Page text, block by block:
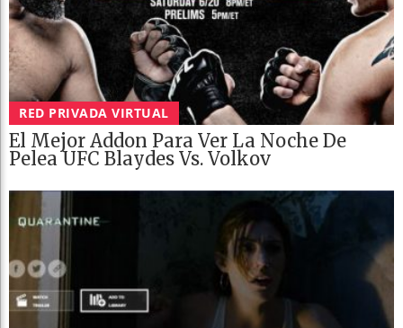
RED PRIVADA VIRTUAL
El Mejor Addon Para Ver La Noche De
Pelea UFC Blaydes Vs. Volkov